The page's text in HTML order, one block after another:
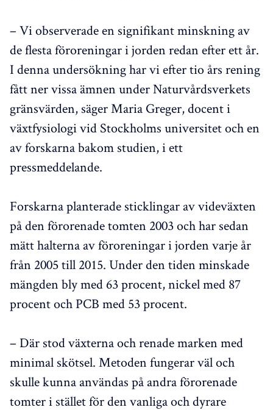
– Vi observerade en signifikant minskning av
de flesta föroreningar i jorden redan efter ett år.
I denna undersökning har vi efter tio års rening
fått ner vissa ämnen under Naturvårdsverkets
gränsvärden, säger Maria Greger, docent i
växtfysiologi vid Stockholms universitet och en
av forskarna bakom studien, i ett
pressmeddelande.
Forskarna planterade sticklingar av videväxten
på den förorenade tomten 2003 och har sedan
mätt halterna av föroreningar i jorden varje år
från 2005 till 2015. Under den tiden minskade
mängden bly med 63 procent, nickel med 87
procent och PCB med 53 procent.
– Där stod växterna och renade marken med
minimal skötsel. Metoden fungerar väl och
skulle kunna användas på andra förorenade
tomter i stället för den vanliga och dyrare